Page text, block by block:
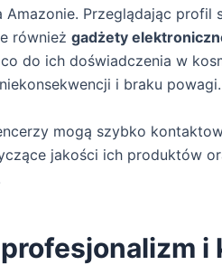
Amazonie. Przeglądając profil
również gadżety
do ich doświadczenia w
i braku powagi.
mogą szybko
jakości ich produktów
i